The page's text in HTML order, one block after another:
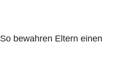
bewahren Eltern einen